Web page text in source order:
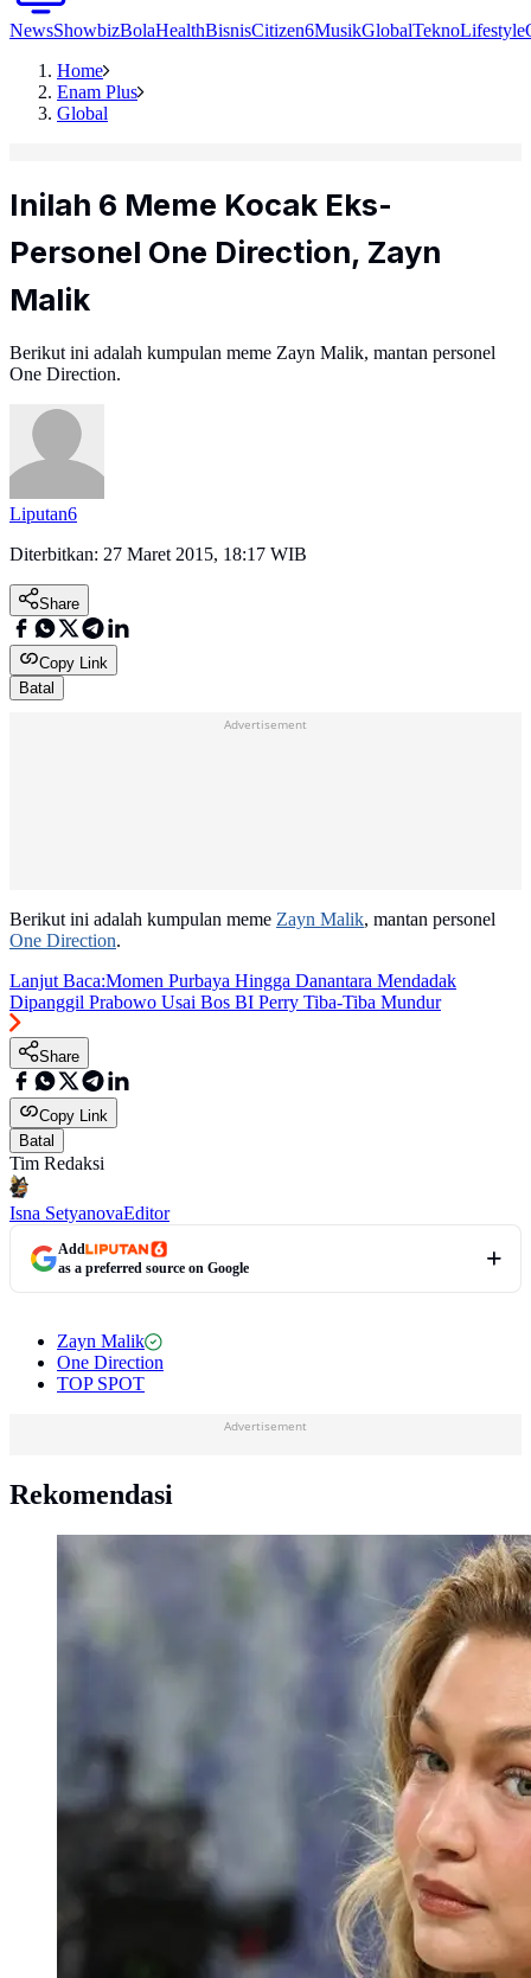
NewsShowbizBolaHealthBisnisCitizen6MusikGlobalTeknoLifestyle
Home
Enam Plus
Global
Inilah 6 Meme Kocak Eks-
Personel One Direction, Zayn
Malik
Berikut ini adalah kumpulan meme Zayn Malik, mantan personel
One Direction.
Liputan6
Diterbitkan: 27 Maret 2015, 18:17 WIB
Share
Copy Link
Batal
Advertisement
Berikut ini adalah kumpulan meme Zayn Malik, mantan personel
One Direction.
Lanjut Baca:Momen Purbaya Hingga Danantara Mendadak
Dipanggil Prabowo Usai Bos BI Perry Tiba-Tiba Mundur
Share
Copy Link
Batal
Tim Redaksi
Isna SetyanovaEditor
Add
as a preferred source on Google
Zayn Malik
One Direction
TOP SPOT
Advertisement
Rekomendasi